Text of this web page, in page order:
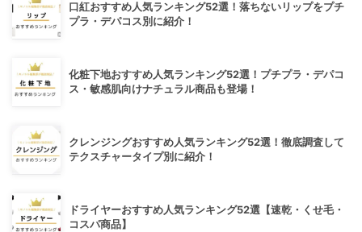
口紅おすすめ人気ランキング52選！落ちないリップをプチ
プラ・デパコス別に紹介！
化粧下地おすすめ人気ランキング52選！プチプラ・デパコ
ス・敏感肌向けナチュラル商品も登場！
クレンジングおすすめ人気ランキング52選！徹底調査して
テクスチャータイプ別に紹介！
ドライヤーおすすめ人気ランキング52選【速乾・くせ毛・
コスパ商品】